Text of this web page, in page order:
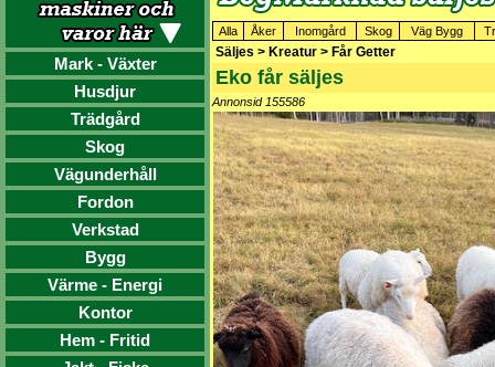
Mark - Växter
Husdjur
Trädgård
Skog
Vägunderhåll
Fordon
Verkstad
Bygg
Värme - Energi
Kontor
Hem - Fritid
Alla Åker Inomgård Skog Väg Bygg
Säljes > Kreatur > Får Getter
Eko får säljes
Annonsid 155586